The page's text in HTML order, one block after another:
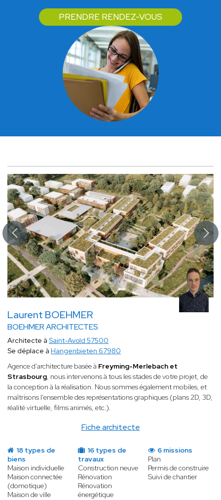
PRENDRE RENDEZ-VOUS
Laurent BOEHMER
BOEHMER ARCHITECTES
Fiche architecte
Architecte à Saint-Avold 57500
Se déplace à Hangenbieten 67980
Agence d'architecture basée à Freyming-Merlebach et
Strasbourg, nous intervenons à tous les stades de votre projet, de
la conception à la réalisation. Nous sommes également mobiles, et
maîtrisons l'ensemble des représentations graphiques (plans 2D, 3D,
réalité virtuelle, films animés, etc.).
18 types de
biens
Maison individuelle
Maison connectée
(domotique)
Maison de ville
16 types de
travaux
Construction neuve
Rénovation
Rénovation
énergétique
6 missions
Plan
Permis de construire
Suivi de chantier